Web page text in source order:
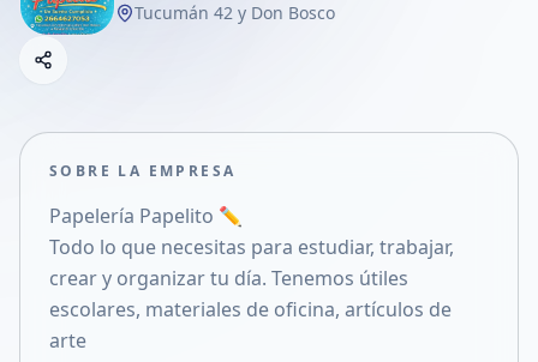
Tucumán 42 y Don Bosco
Compartir empresa
Compartir en X
SOBRE LA EMPRESA
Papelería Papelito ✏️
Todo lo que necesitas para estudiar, trabajar,
crear y organizar tu día. Tenemos útiles
escolares, materiales de oficina, artículos de
arte